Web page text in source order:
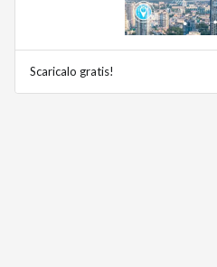
Scaricalo gratis!